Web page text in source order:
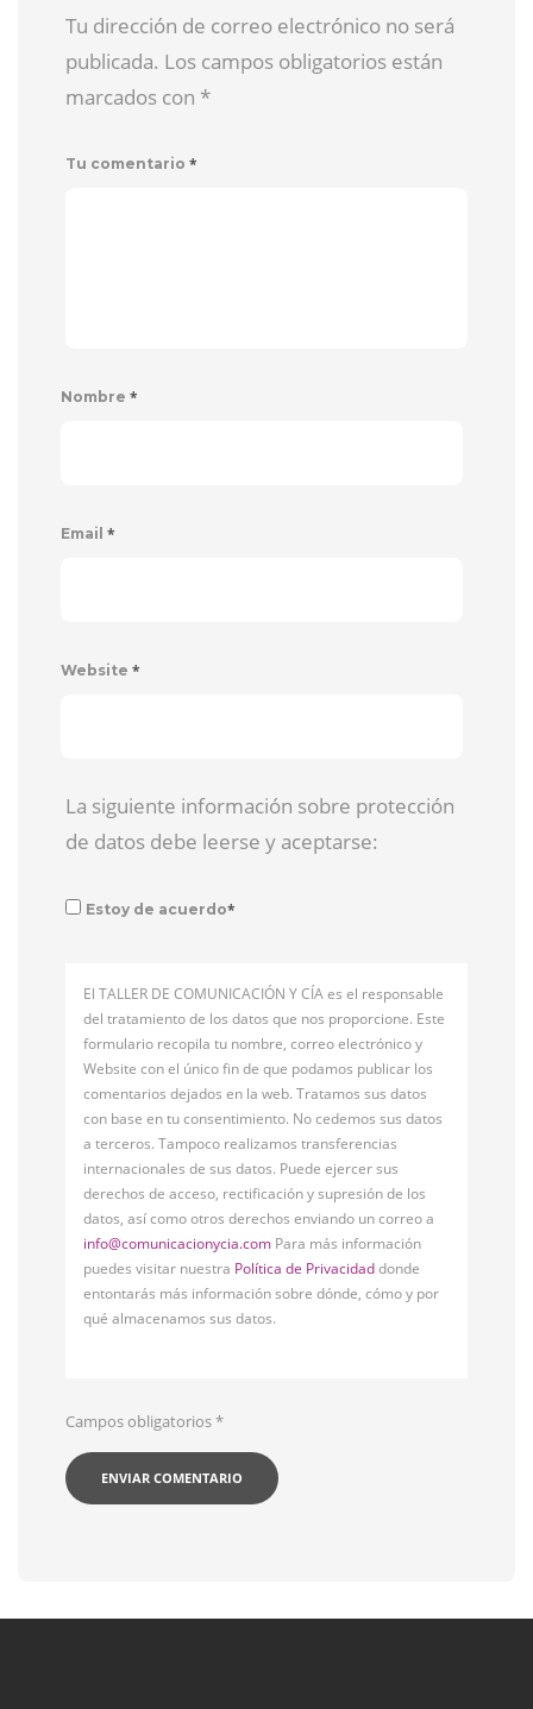
Tu dirección de correo electrónico no será
publicada. Los campos obligatorios están
marcados con *
Tu comentario *
Nombre *
Email *
Website *
La siguiente información sobre protección
de datos debe leerse y aceptarse:
Estoy de acuerdo*
El TALLER DE COMUNICACIÓN Y CÍA es el responsable
del tratamiento de los datos que nos proporcione. Este
formulario recopila tu nombre, correo electrónico y
Website con el único fin de que podamos publicar los
comentarios dejados en la web. Tratamos sus datos
con base en tu consentimiento. No cedemos sus datos
a terceros. Tampoco realizamos transferencias
internacionales de sus datos. Puede ejercer sus
derechos de acceso, rectificación y supresión de los
datos, así como otros derechos enviando un correo a
info@comunicacionycia.com Para más información
puedes visitar nuestra Política de Privacidaddonde
entontarás más información sobre dónde, cómo y por
qué almacenamos sus datos.
Campos obligatorios*